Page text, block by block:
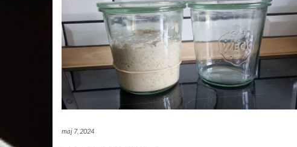
maj 7, 2024